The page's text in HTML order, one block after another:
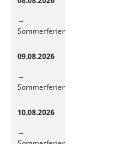
Sommerferien
09.08.2026
Sommerferien
10.08.2026